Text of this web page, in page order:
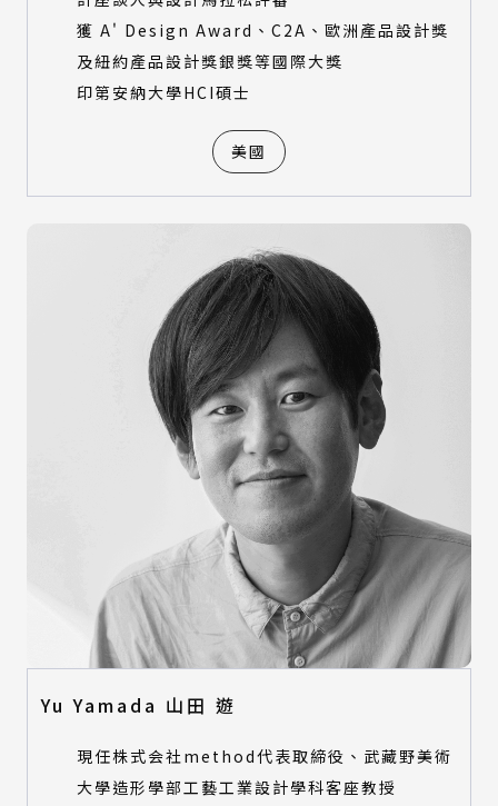
獲 A' Design Award、C2A、歐洲產品設計獎
及紐約產品設計獎銀獎等國際大獎
印第安納大學HCI碩士
美國
Yu Yamada 山田 遊
現任株式会社method代表取締役、武藏野美術
大學造形學部工藝工業設計學科客座教授